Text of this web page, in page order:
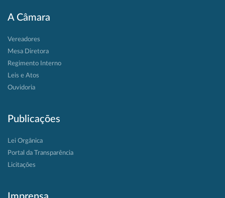
A Câmara
Vereadores
Mesa Diretora
Regimento Interno
Leis e Atos
Ouvidoria
Publicações
Lei Orgânica
Portal da Transparência
Licitações